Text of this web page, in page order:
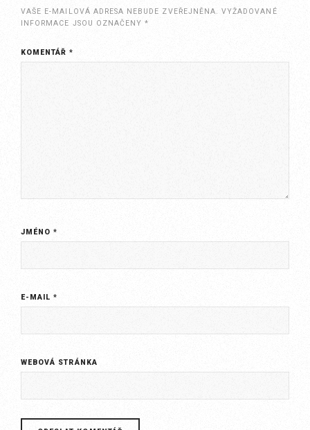
VAŠE E-MAILOVÁ ADRESA NEBUDE ZVEŘEJNĚNA. VYŽADOVANÉ
INFORMACE JSOU OZNAČENY*
KOMENTÁŘ*
JMÉNO*
E-MAIL*
WEBOVÁ STRÁNKA